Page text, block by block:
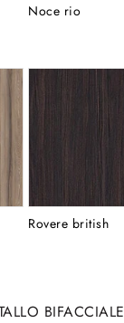
Noce rio
Rovere british
BIFACCIALE